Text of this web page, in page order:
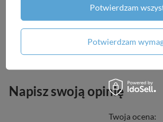
Potrzebujesz pomocy? Masz
Zadaj pytanie a my odpowiemy niezwłocznie,
najciekawsze pytania i odpowiedzi publikując
Napisz swoją opinię
Twoja ocena:
Potwierdzam
Potwierdzam